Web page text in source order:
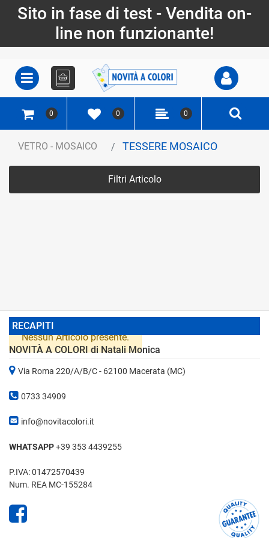
Sito in fase di test - Vendita on-
line non funzionante!
Open Open menu
0 0 0
VETRO - MOSAICO TESSERE MOSAICO
Filtri Articolo
Nessun Articolo presente.
RECAPITI
NOVITÀ A COLORI di Natali Monica
Via Roma 220/A/B/C - 62100 Macerata (MC)
0733 34909
info@novitacolori.it
WHATSAPP+39 353 4439255
P.IVA: 01472570439
Num. REA MC-155284
Facebook